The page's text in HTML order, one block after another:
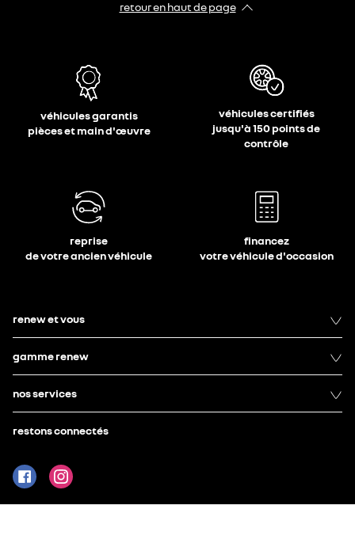
retour en haut de page​
véhicules garantis
pièces et main d'œuvre
véhicules certifiés
jusqu'à 150 points de
contrôle
reprise
de votre ancien véhicule
financez
votre véhicule d'occasion
renew et vous
gamme renew
nos services
restons connectés